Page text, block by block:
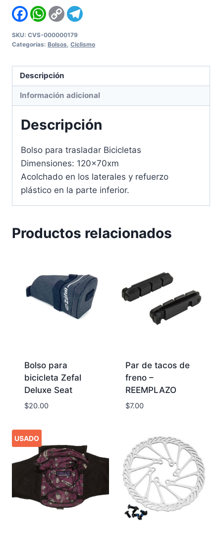
cantidadFacebookWhatsApp
Copy
Link
SKU: CVS-000000179
Categorías: Bolsos Ciclismo
Descripción
Información adicional
Descripción
Bolso para trasladar Bicicletas
Dimensiones: 120x70xm
Acolchado en los laterales y refuerzo
plástico en la parte inferior.
Productos relacionados
Bolso para
bicicleta Zefal
Deluxe Seat
$20.00
Par de tacos de
freno –
REEMPLAZO
$7.00
USADO